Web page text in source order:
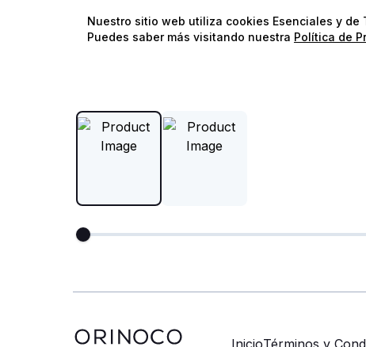
InicioTérminos y
Nuestro sitio web utiliza cookies Esenciales y
Puedes saber más visitando nuestra Política de